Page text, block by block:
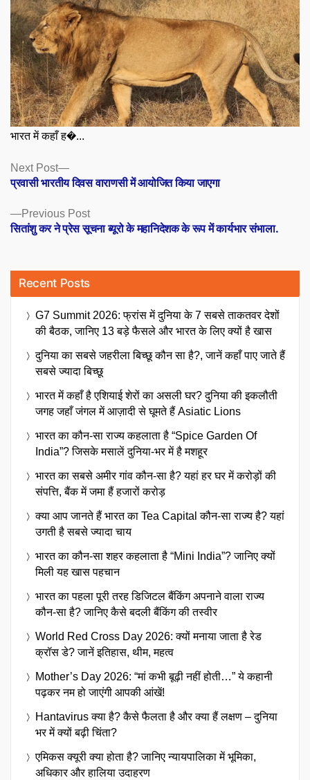
भारत में कहाँ ह�...
Posts
navigation
Previous PostPrevious
post:
सितांशु कर ने प्रेस सूचना ब्यूरो के महानिदेशक के रूप में कार्यभार संभाला.
Next Post
Next
post:
प्रवासी भारतीय दिवस वाराणसी में आयोजित किया जाएगा
Recent Posts
G7 Summit 2026: फ्रांस में दुनिया के 7 सबसे ताकतवर देशों
की बैठक, जानिए 13 बड़े फैसले और भारत के लिए क्यों है खास
दुनिया का सबसे जहरीला बिच्छू कौन सा है?, जानें कहाँ पाए जाते हैं
सबसे ज्यादा बिच्छू
भारत में कहाँ है एशियाई शेरों का असली घर? दुनिया की इकलौती
जगह जहाँ जंगल में आज़ादी से घूमते हैं Asiatic Lions
भारत का कौन-सा राज्य कहलाता है “Spice Garden Of
India”? जिसके मसालें दुनिया-भर में है मशहूर
भारत का सबसे अमीर गांव कौन-सा है? यहां हर घर में करोड़ों की
संपत्ति, बैंक में जमा हैं हजारों करोड़
क्या आप जानते हैं भारत का Tea Capital कौन-सा राज्य है? यहां
उगती है सबसे ज्यादा चाय
भारत का कौन-सा शहर कहलाता है “Mini India”? जानिए क्यों
मिली यह खास पहचान
भारत का पहला पूरी तरह डिजिटल बैंकिंग अपनाने वाला राज्य
कौन-सा है? जानिए कैसे बदली बैंकिंग की तस्वीर
World Red Cross Day 2026: क्यों मनाया जाता है रेड
क्रॉस डे? जानें इतिहास, थीम, महत्व
Mother’s Day 2026: “मां कभी बूढ़ी नहीं होती…” ये कहानी
पढ़कर नम हो जाएंगी आपकी आंखें!
Hantavirus क्या है? कैसे फैलता है और क्या हैं लक्षण – दुनिया
भर में क्यों बढ़ी चिंता?
एमिकस क्यूरी क्या होता है? जानिए न्यायपालिका में भूमिका,
अधिकार और हालिया उदाहरण